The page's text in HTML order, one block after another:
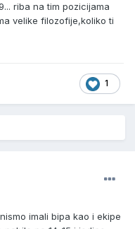
riba na tim pozicijama
velike filozofije,koliko ti
1
imali bipa kao i ekipe